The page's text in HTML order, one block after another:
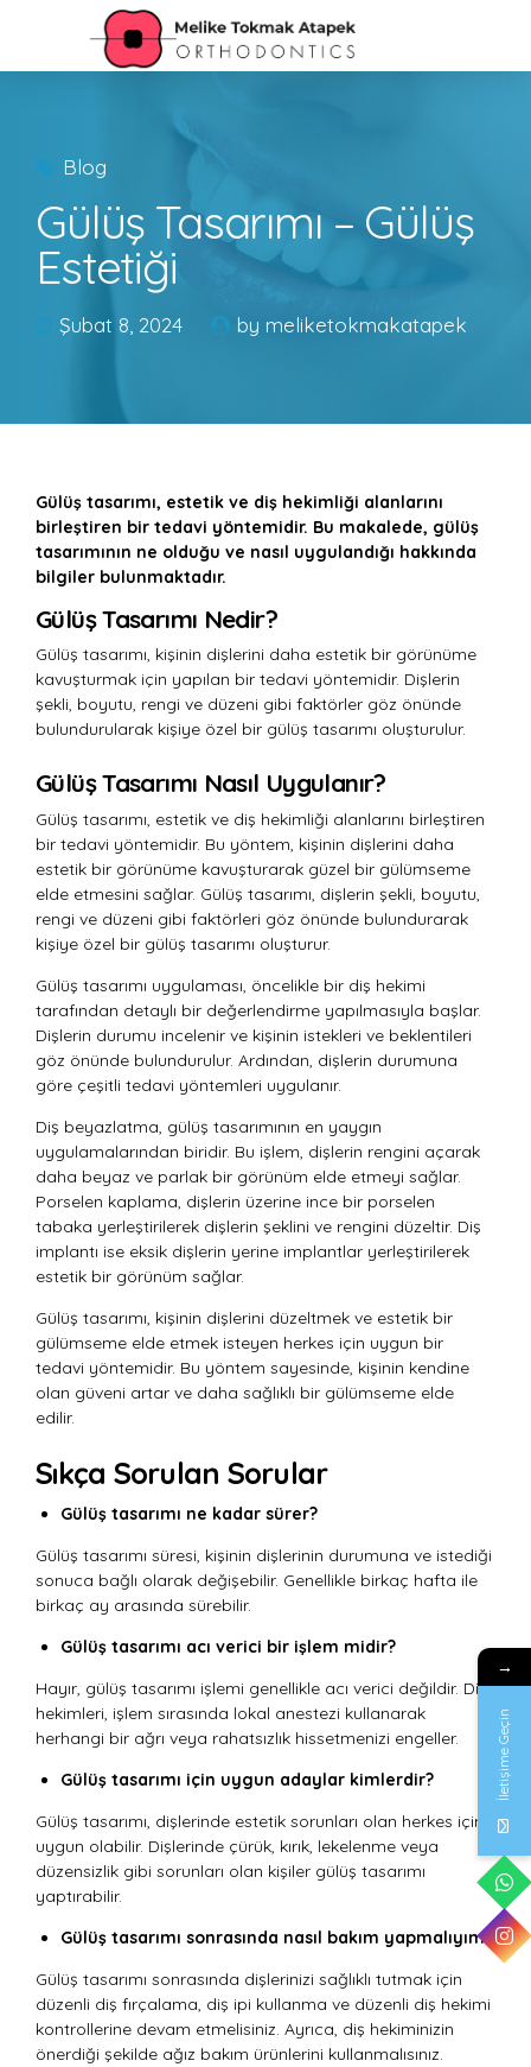
Blog
Gülüş Tasarımı – Gülüş
Estetiği
Şubat 8, 2024 by meliketokmakatapek
Gülüş tasarımı, estetik ve diş hekimliği alanlarını
birleştiren bir tedavi yöntemidir. Bu makalede, gülüş
tasarımının ne olduğu ve nasıl uygulandığı hakkında
bilgiler bulunmaktadır.
Gülüş Tasarımı Nedir?
Gülüş tasarımı, kişinin dişlerini daha estetik bir görünüme
kavuşturmak için yapılan bir tedavi yöntemidir. Dişlerin
şekli, boyutu, rengi ve düzeni gibi faktörler göz önünde
bulundurularak kişiye özel bir gülüş tasarımı oluşturulur.
Gülüş Tasarımı Nasıl Uygulanır?
Gülüş tasarımı, estetik ve diş hekimliği alanlarını birleştiren
bir tedavi yöntemidir. Bu yöntem, kişinin dişlerini daha
estetik bir görünüme kavuşturarak güzel bir gülümseme
elde etmesini sağlar. Gülüş tasarımı, dişlerin şekli, boyutu,
rengi ve düzeni gibi faktörleri göz önünde bulundurarak
kişiye özel bir gülüş tasarımı oluşturur.
Gülüş tasarımı uygulaması, öncelikle bir diş hekimi
tarafından detaylı bir değerlendirme yapılmasıyla başlar.
Dişlerin durumu incelenir ve kişinin istekleri ve beklentileri
göz önünde bulundurulur. Ardından, dişlerin durumuna
göre çeşitli tedavi yöntemleri uygulanır.
Diş beyazlatma, gülüş tasarımının en yaygın
uygulamalarından biridir. Bu işlem, dişlerin rengini açarak
daha beyaz ve parlak bir görünüm elde etmeyi sağlar.
Porselen kaplama, dişlerin üzerine ince bir porselen
tabaka yerleştirilerek dişlerin şeklini ve rengini düzeltir. Diş
implantı ise eksik dişlerin yerine implantlar yerleştirilerek
estetik bir görünüm sağlar.
Gülüş tasarımı, kişinin dişlerini düzeltmek ve estetik bir
gülümseme elde etmek isteyen herkes için uygun bir
tedavi yöntemidir. Bu yöntem sayesinde, kişinin kendine
olan güveni artar ve daha sağlıklı bir gülümseme elde
edilir.
Sıkça Sorulan Sorular
Gülüş tasarımı ne kadar sürer?
Gülüş tasarımı süresi, kişinin dişlerinin durumuna ve istediği
sonuca bağlı olarak değişebilir. Genellikle birkaç hafta ile
birkaç ay arasında sürebilir.
Gülüş tasarımı acı verici bir işlem midir?
Hayır, gülüş tasarımı işlemi genellikle acı verici değildir. Diş
hekimleri, işlem sırasında lokal anestezi kullanarak
herhangi bir ağrı veya rahatsızlık hissetmenizi engeller.
Gülüş tasarımı için uygun adaylar kimlerdir?
Gülüş tasarımı, dişlerinde estetik sorunları olan herkes için
uygun olabilir. Dişlerinde çürük, kırık, lekelenme veya
düzensizlik gibi sorunları olan kişiler gülüş tasarımı
yaptırabilir.
Gülüş tasarımı sonrasında nasıl bakım yapmalıyım?
Gülüş tasarımı sonrasında dişlerinizi sağlıklı tutmak için
düzenli diş fırçalama, diş ipi kullanma ve düzenli diş hekimi
kontrollerine devam etmelisiniz. Ayrıca, diş hekiminizin
önerdiği şekilde ağız bakım ürünlerini kullanmalısınız.
→
İletişime Geçin